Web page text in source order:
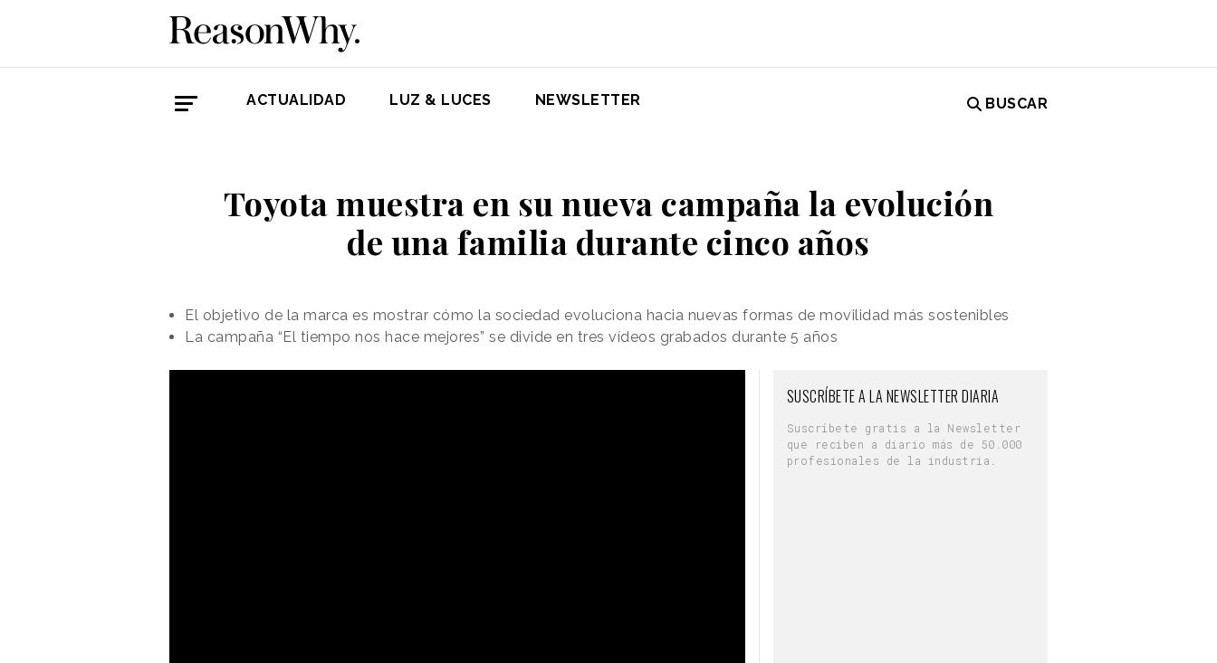
ACTUALIDAD LUZ & LUCES NEWSLETTER BUSCAR
Toyota muestra en su nueva campaña la evolución
de una familia durante cinco años
El objetivo de la marca es mostrar cómo la sociedad evoluciona hacia nuevas formas de movilidad más sostenibles
La campaña “El tiempo nos hace mejores” se divide en tres vídeos grabados durante 5 años
SUSCRÍBETE A LA NEWSLETTER DIARIA
Suscríbete gratis a la Newsletter
que reciben a diario más de 50.000
profesionales de la industria.